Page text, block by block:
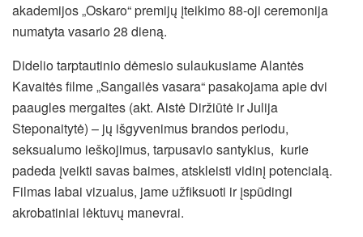
akademijos „Oskaro“ premijų įteikimo 88-oji ceremonija
numatyta vasario 28 dieną.
Didelio tarptautinio dėmesio sulaukusiame Alantės
Kavaitės filme „Sangailės vasara“ pasakojama apie dvi
paaugles mergaites (akt. Aistė Diržiūtė ir Julija
Steponaitytė) – jų išgyvenimus brandos periodu,
seksualumo ieškojimus, tarpusavio santykius, kurie
padeda įveikti savas baimes, atskleisti vidinį potencialą.
Filmas labai vizualus, jame užfiksuoti ir įspūdingi
akrobatiniai lėktuvų manevrai.